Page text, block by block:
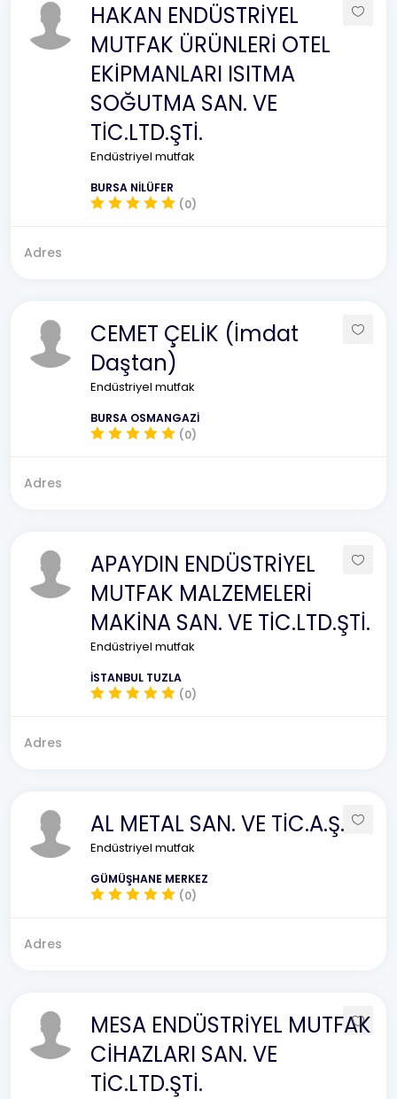
HAKAN ENDÜSTRİYEL
MUTFAK ÜRÜNLERİ OTEL
EKİPMANLARI ISITMA
SOĞUTMA SAN. VE
TİC.LTD.ŞTİ.
Endüstriyel mutfak
BURSA NİLÜFER
(0)
Adres
CEMET ÇELİK (İmdat
Daştan)
Endüstriyel mutfak
BURSA OSMANGAZİ
(0)
Adres
APAYDIN ENDÜSTRİYEL
MUTFAK MALZEMELERİ
MAKİNA SAN. VE TİC.LTD.ŞTİ.
Endüstriyel mutfak
İSTANBUL TUZLA
(0)
Adres
AL METAL SAN. VE TİC.A.Ş.
Endüstriyel mutfak
GÜMÜŞHANE MERKEZ
(0)
Adres
MESA ENDÜSTRİYEL MUTFAK
CİHAZLARI SAN. VE
TİC.LTD.ŞTİ.